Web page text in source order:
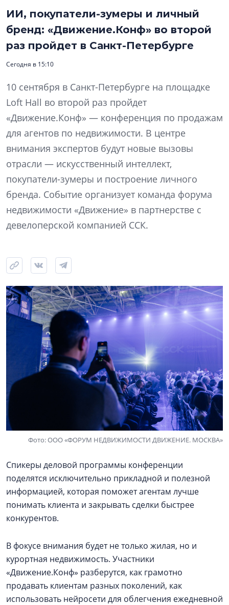
ИИ, покупатели-зумеры и личный
бренд: «Движение.Конф» во второй
раз пройдет в Санкт-Петербурге
Сегодня в 15:10
10 сентября в Санкт-Петербурге на площадке
Loft Hall во второй раз пройдет
«Движение.Конф» — конференция по продажам
для агентов по недвижимости. В центре
внимания экспертов будут новые вызовы
отрасли — искусственный интеллект,
покупатели-зумеры и построение личного
бренда. Событие организует команда форума
недвижимости «Движение» в партнерстве с
девелоперской компанией ССК.
Фото: ООО «ФОРУМ НЕДВИЖИМОСТИ ДВИЖЕНИЕ. МОСКВА»
Спикеры деловой программы конференции
поделятся исключительно прикладной и полезной
информацией, которая поможет агентам лучше
понимать клиента и закрывать сделки быстрее
конкурентов.
В фокусе внимания будет не только жилая, но и
курортная недвижимость. Участники
«Движение.Конф» разберутся, как грамотно
продавать клиентам разных поколений, как
использовать нейросети для облегчения ежедневной